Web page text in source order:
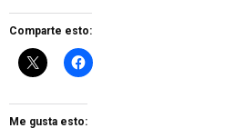
Comparte esto:
Me gusta esto: